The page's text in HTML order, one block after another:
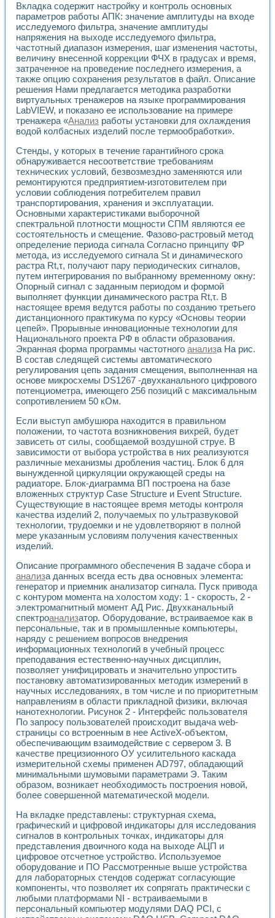
Автоматизированные лабораторные комплексы для
Виртуальный прибор для исследования нелинейных
Использование виртуальных приборов в процесе
Использование программ ELECTRONICS WORKBENCH-
Лабораторный практикум по дисциплине «Цифровые
Лабораторный практикум по ИНС на основе LabVIEW
Лабораторный практикум по основам теории коммутации
Опыт использования NI LabVIEW для создания
Применение LabVIEW для исследования течения в
Создание виртуальной работы «Изучение магнитных
Обратный маятник
Устройство для изучения основ интерфейсов обмена по
Лабораторный практикум: изучение адиабатического
Стенд для исследования электрических переходных
Система статистической обработки результатов
Автоматизация лазерно-плазменных измерений с
Модельно-измерительный комплекс. Назначение. Состав.
Использование технологий NATIONAL INSTRUMENTS
Учебный практикум "Спектральный и корреляционный
Учебный стенд для исследования принципа действия
Оборудование и программное обеспечение учебных
Виртуальный лабораторный практикум для изучения
Управление роботом ТУР-10 средствами LabVIEW
Аппаратно-программный комплекс для исследования
Автоматизированный дистанционный лабораторный
Исследование возможности реставрации одномерных
Использование технологий NATIONAL INSTRUMENTS в
Разработка модификаций алгоритма полигармонической
Учебный стенд для исследования принципа действия
Виртуальная система поддержки принимаемых решений в
Преемственность дисциплин «Моделирование систем» и
Универсальный стенд для исследования электрических
Лабораторные практикумы по информационно-
Виртуальный измеритель частотных характеристик на
Лабораторный практикум по основам теории Коммутации
Виртуальные практикумы по электротехнике в среде
Из опыта внедрения в рамках национального проекта
Исследование эффективности решателей
Опыт разработки LabVIEW лабораторных практикумов
Проблемы повышения качества образования и
Развитие LabVIEW лабораторного практикума по
Разработка виртуальной лаборатории по электротехнике
Усовершенствованные алгоритмы частотного анализа
Об опыте работы учебного центра «Технологии
Технологии NI в магистерской программе «Прикладная
Система диагностики двигателей постоянного тока
Лабораторный практикум по курсу ИИС на базе
Партнеры
Академические и отраслевые институты
Учебные заведения
Бизнес
Контакты
Вкладка содержит настройку и контроль основных
параметров работы АПК: значение амплитуды на входе
исследуемого фильтра, значение амплитуды
напряжения на выходе исследуемого фильтра,
частотный диапазон измерения, шаг изменения частоты,
величину внесенной коррекции ФЧХ в градусах и время,
затраченное на проведение последнего измерения, а
также опцию сохранения результатов в файл. Описание
решения Нами предлагается методика разработки
виртуальных тренажеров на языке программирования
LabVIEW, и показано ее использование на примере
тренажера «Анализ работы установки для охлаждения
водой колбасных изделий после термообработки».
Стенды, у которых в течение гарантийного срока
обнаруживается несоответствие требованиям
технических условий, безвозмездно заменяются или
ремонтируются предприятием-изготовителем при
условии соблюдения потребителем правил
транспортирования, хранения и эксплуатации.
Основными характеристиками выборочной
спектральной плотности мощности СПМ являются ее
состоятельность и смещение. Фазово-растровый метод
определение периода сигнала Согласно принципу ФР
метода, из исследуемого сигнала St и динамического
растра Rt,τ, получают пару периодических сигналов,
путем интегрирования по выбранному временному окну:
Опорный сигнал с заданным периодом и формой
выполняет функции динамического растра Rt,τ. В
настоящее время ведутся работы по созданию третьего
дистанционного практикума по курсу «Основы теории
цепей». Прорывные инновационные технологии для
Национального проекта РФ в области образования.
Экранная форма программы частотного анализа На рис.
В состав следящей системы автоматического
регулирования цепь задания смещения, выполненная на
основе микросхемы DS1267 -двухканального цифрового
потенциометра, имеющего 256 позиций с максимальным
сопротивлением 50 кОм.
Если выступ амбушюра находится в правильном
положении, то частота возникновения вихрей, будет
зависеть от силы, сообщаемой воздушной струе. В
зависимости от выбора устройства в них реализуются
различные механизмы дробления частиц. Блок 6 для
вынужденной циркуляции окружающей среды на
радиаторе. Блок-диаграмма ВП построена на базе
вложенных структур Case Structure и Event Structure.
Существующие в настоящее время методы контроля
качества изделий 2, получаемых по ультразвуковой
технологии, трудоемки и не удовлетворяют в полной
мере указанным условиям получения качественных
изделий.
Описание программного обеспечения В задаче сбора и
анализа данных всегда есть два основных элемента:
генератор и приемник анализатор сигнала. Пуск привода
с контуром момента на холостом ходу: 1 - скорость, 2 -
электромагнитный момент АД Рис. Двухканальный
спектроанализатор. Оборудование, встраиваемое как в
персональные, так и в промышленные компьютеры,
наряду с решением вопросов внедрения
информационных технологий в учебный процесс
преподавания естественно-научных дисциплин,
позволяет унифицировать и значительно упростить
постановку автоматизированных методик измерений в
научных исследованиях, в том числе и по приоритетным
направлениям в области прикладной физики, включая
нанотехнологии. Рисунок 2 - Интерфейс пользователя
По запросу пользователей происходит выдача web-
страницы со встроенным в нее ActiveX-объектом,
обеспечивающим взаимодействие с сервером 3. В
качестве прецизионного ОУ усилительного каскада
измерительной схемы применен AD797, обладающий
минимальными шумовыми параметрами Э. Таким
образом, возникает необходимость построения новой,
более совершенной математической модели.
На вкладке представлены: структурная схема,
графический и цифровой индикаторы для исследования
сигналов в контрольных точках, индикаторы для
представления двоичного кода на выходе АЦП и
цифровое отсчетное устройство. Используемое
оборудование и ПО Рассмотренные выше устройства
для лабораторных стендов содержат согласующие
компоненты, что позволяет их сопрягать практически с
любыми платформами NI - встраиваемыми в
персональный компьютер модулями DAQ PCI, с